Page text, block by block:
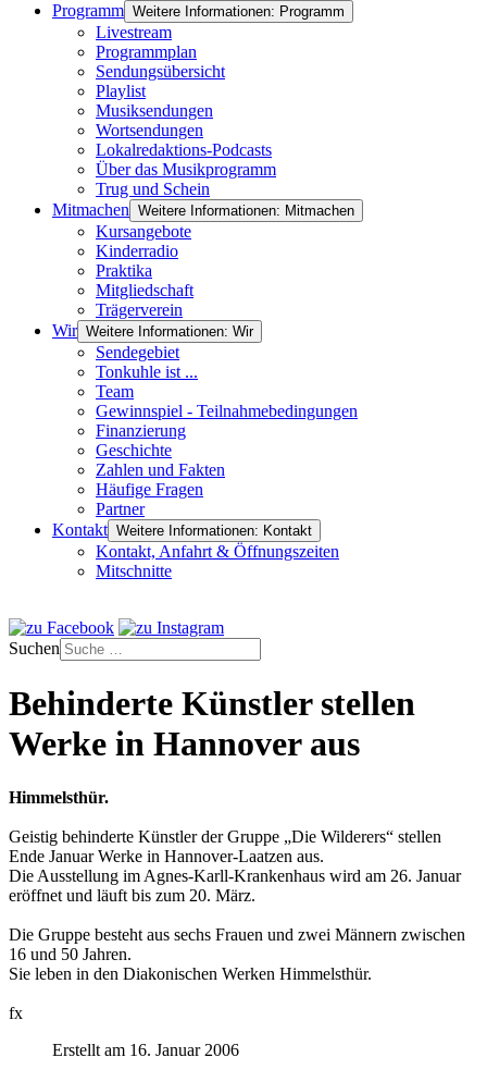
Programm Weitere Informationen: Programm
Livestream
Programmplan
Sendungsübersicht
Playlist
Musiksendungen
Wortsendungen
Lokalredaktions-Podcasts
Über das Musikprogramm
Trug und Schein
Mitmachen Weitere Informationen: Mitmachen
Kursangebote
Kinderradio
Praktika
Mitgliedschaft
Trägerverein
Wir Weitere Informationen: Wir
Sendegebiet
Tonkuhle ist ...
Team
Gewinnspiel - Teilnahmebedingungen
Finanzierung
Geschichte
Zahlen und Fakten
Häufige Fragen
Partner
Kontakt Weitere Informationen: Kontakt
Kontakt, Anfahrt & Öffnungszeiten
Mitschnitte
Suchen
Behinderte Künstler stellen
Werke in Hannover aus
Himmelsthür.
Geistig behinderte Künstler der Gruppe „Die Wilderers“ stellen
Ende Januar Werke in Hannover-Laatzen aus.
Die Ausstellung im Agnes-Karll-Krankenhaus wird am 26. Januar
eröffnet und läuft bis zum 20. März.
Die Gruppe besteht aus sechs Frauen und zwei Männern zwischen
16 und 50 Jahren.
Sie leben in den Diakonischen Werken Himmelsthür.
fx
Erstellt am 16. Januar 2006